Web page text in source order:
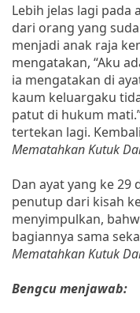
Lebih jelas lagi pada
dari orang yang
menjadi anak raja
mengatakan, “Aku
ia mengatakan di
kaum keluargaku
patut di hukum
tertekan lagi.
Mematahkan Kutuk
Dan ayat yang ke 29
penutup dari kisah
menyimpulkan,
bagiannya sama
Mematahkan Kutuk
Bengcu menjawab: